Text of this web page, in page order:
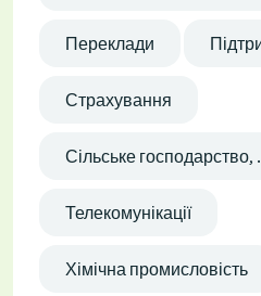
Переклади
Страхування
Сільське господарство,
Телекомунікації
Хімічна промисловість